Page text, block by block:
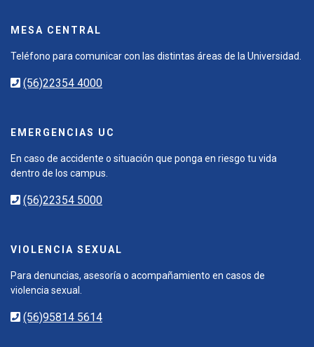
MESA CENTRAL
Teléfono para comunicar con las distintas áreas de la Universidad.
(56)22354 4000
EMERGENCIAS UC
En caso de accidente o situación que ponga en riesgo tu vida
dentro de los campus.
(56)22354 5000
VIOLENCIA SEXUAL
Para denuncias, asesoría o acompañamiento en casos de
violencia sexual.
(56)95814 5614